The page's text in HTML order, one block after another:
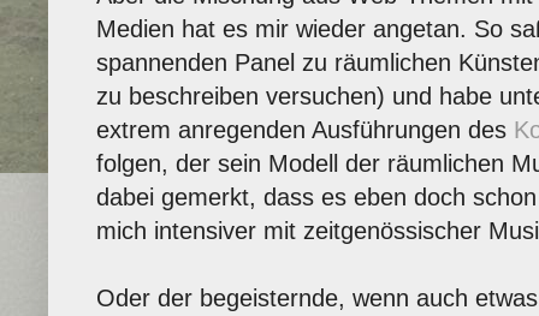
Medien hat es mir wieder angetan. So
spannenden Panel zu räumlichen
zu beschreiben versuchen) und habe
extrem anregenden Ausführungen des
folgen, der sein Modell der räumlichen
dabei gemerkt, dass es eben doch
mich intensiver mit zeitgenössischer
Oder der begeisternde, wenn auch